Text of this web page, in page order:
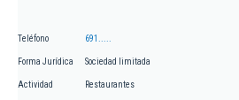
Teléfono 691.....
Forma Jurídica Sociedad limitada
Actividad Restaurantes